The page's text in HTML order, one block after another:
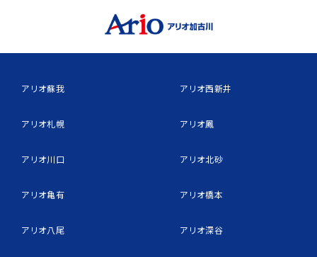
アリオ蘇我
アリオ札幌
アリオ川口
アリオ亀有
アリオ八尾
アリオ西新井
アリオ鳳
アリオ北砂
アリオ橋本
アリオ深谷